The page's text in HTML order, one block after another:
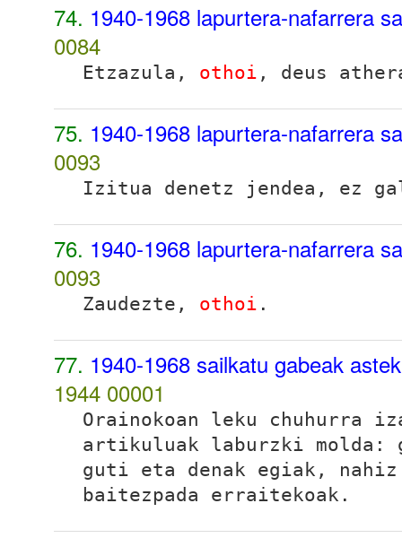
74. 1940-1968 lapurtera-nafarrera
0084
Etzazula, othoi , deus
75. 1940-1968 lapurtera-nafarrera
0093
Izitua denetz jendea, ez
76. 1940-1968 lapurtera-nafarrera
0093
Zaudezte, othoi .
77. 1940-1968 sailkatu gabeak
1944 00001
Orainokoan leku chuhurra
artikuluak laburzki molda:
guti eta denak egiak,
baitezpada erraitekoak.